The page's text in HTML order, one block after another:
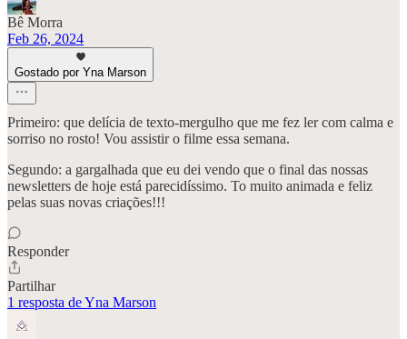
Bê Morra
Feb 26, 2024
Gostado por Yna Marson
Primeiro: que delícia de texto-mergulho que me fez ler com calma e
sorriso no rosto! Vou assistir o filme essa semana.
Segundo: a gargalhada que eu dei vendo que o final das nossas
newsletters de hoje está parecidíssimo. To muito animada e feliz
pelas suas novas criações!!!
Responder
Partilhar
1 resposta de Yna Marson